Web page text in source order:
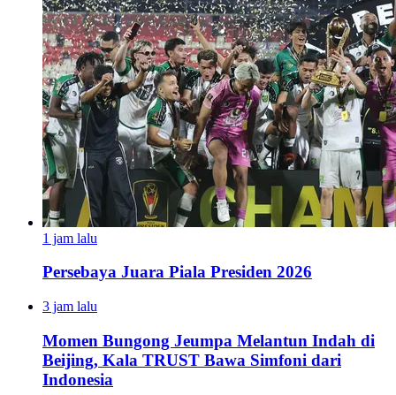
1 jam lalu
Persebaya Juara Piala Presiden 2026
3 jam lalu
Momen Bungong Jeumpa Melantun Indah di
Beijing, Kala TRUST Bawa Simfoni dari
Indonesia